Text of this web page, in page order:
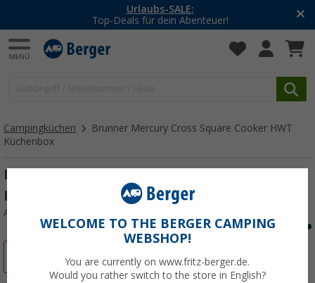
-20% auf Kleidung und Schuhe
Mit dem Aktionscode20SSV
Campingküchen
Brunner Mercury Cross Square Cooker HWT
Küchenbox
Brunner Mercury Cross Square Cooker
HWT Küchenbox
Art.-Nr.: 733600
WELCOME TO THE BERGER CAMPING
WEBSHOP!
You are currently on www.fritz-berger.de.
Would you rather switch to the store in English?